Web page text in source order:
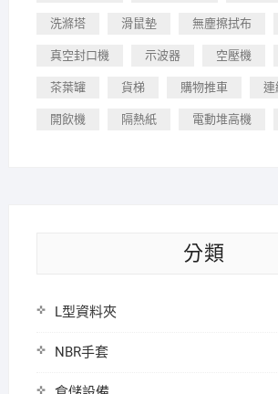
洗滌塔 滑鼠墊 無塵擦拭布
真空封口機 示波器 空壓機
茶葉罐 貨梯 購物推車 連
開飲機 隔熱紙 電動堆高機
分類
L型資料夾
NBR手套